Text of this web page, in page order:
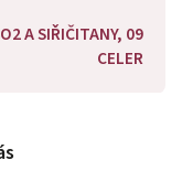
A SIŘIČITANY, 09
CELER